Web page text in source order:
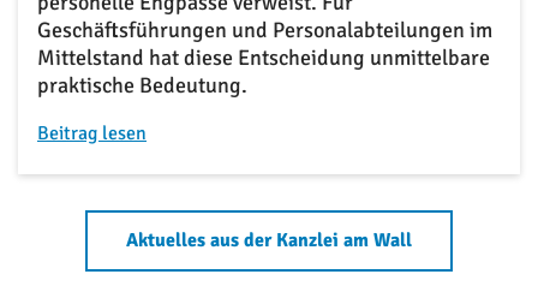
Geschäftsführungen und Personalabteilungen im
Mittelstand hat diese Entscheidung unmittelbare
praktische Bedeutung.
Beitrag lesen
Aktuelles aus der Kanzlei am Wall